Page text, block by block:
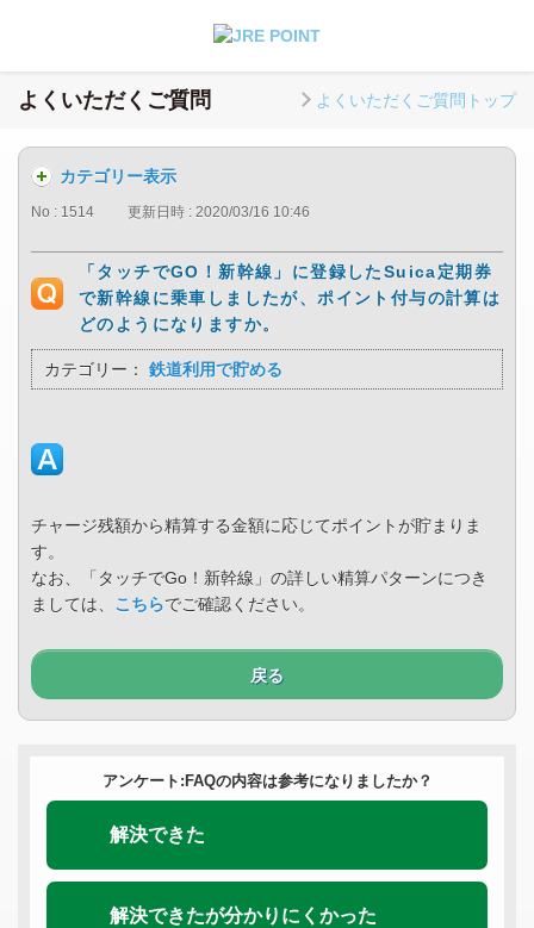
よくいただくご質問 よくいただくご質問トップ
カテゴリー表示
No : 1514 更新日時 : 2020/03/16 10:46
「タッチでGO！新幹線」に登録したSuica定期券
で新幹線に乗車しましたが、ポイント付与の計算は
どのようになりますか。
カテゴリー： 鉄道利用で貯める
チャージ残額から精算する金額に応じてポイントが貯まりま
す。
なお、「タッチでGo！新幹線」の詳しい精算パターンにつき
ましては、 こちらでご確認ください。
戻る
アンケート:FAQの内容は参考になりましたか？
解決できた
解決できたが分かりにくかった